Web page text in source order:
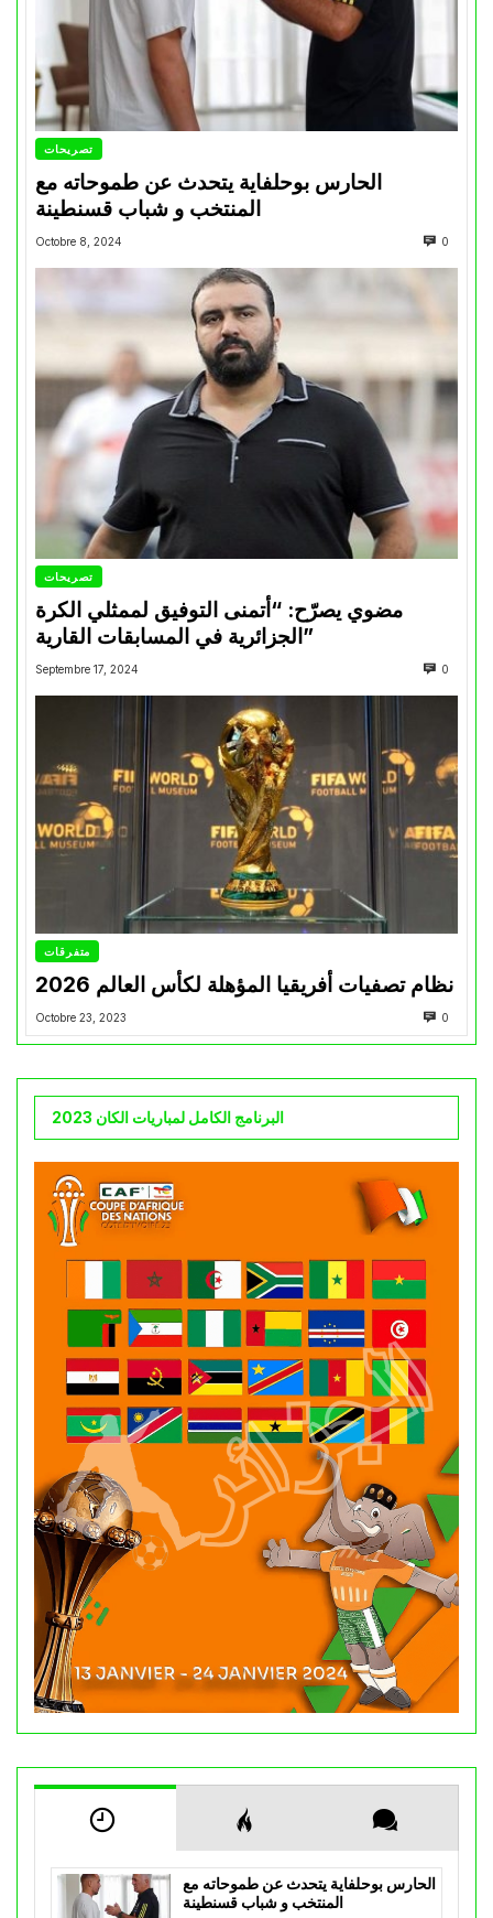
تصريحات
الحارس بوحلفاية يتحدث عن طموحاته مع
المنتخب و شباب قسنطينة
Octobre 8, 2024 0
تصريحات
مضوي يصرّح: “أتمنى التوفيق لممثلي الكرة
الجزائرية في المسابقات القارية”
Septembre 17, 2024 0
متفرقات
نظام تصفيات أفريقيا المؤهلة لكأس العالم 2026
Octobre 23, 2023 0
البرنامج الكامل لمباريات الكان 2023
الحارس بوحلفاية يتحدث عن طموحاته مع
المنتخب و شباب قسنطينة